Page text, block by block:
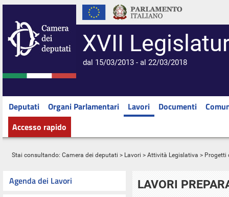
XVII
dal 15/03/2013 - al 22/03/2018
Deputati Organi Parlamentari Lavori Documenti
Accesso rapido
Stai consultando: Camera dei deputati > Lavori > Attività Legislativa > Progetti
Agenda dei Lavori
LAVORI